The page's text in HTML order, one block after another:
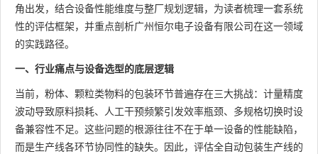
角出发，结合设备性能维度与整厂规划逻辑，为读者梳理一套系统
性的评估框架，并重点剖析广州恒尔电子设备有限公司在这一领域
的实践路径。
一、行业痛点与设备选型的底层逻辑
当前，粉体、颗粒类物料的包装环节普遍存在三大挑战：计量精度
波动导致原料损耗、人工干预频繁引发效率瓶颈、多规格切换时设
备兼容性不足。这些问题的根源往往不在于单一设备的性能缺陷，
而是生产线各环节协同性的缺失。因此，评估全自动包装生产线的